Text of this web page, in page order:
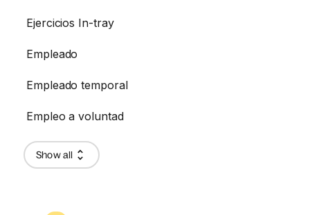
Ejercicios In-tray
Empleado
Empleado temporal
Empleo a voluntad
Show all